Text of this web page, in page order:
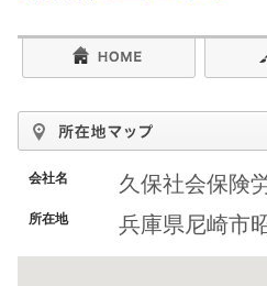
会社名 久保社会保険
所在地 兵庫県尼崎市